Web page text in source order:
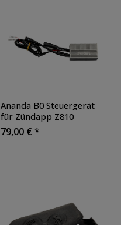
Ananda B0 Steuergerät
für Zündapp Z810
79,00 € *